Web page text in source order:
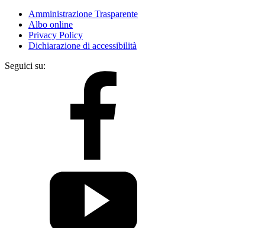
Amministrazione Trasparente
Albo online
Privacy Policy
Dichiarazione di accessibilità
Seguici su: